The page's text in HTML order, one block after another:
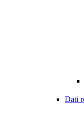
Dati